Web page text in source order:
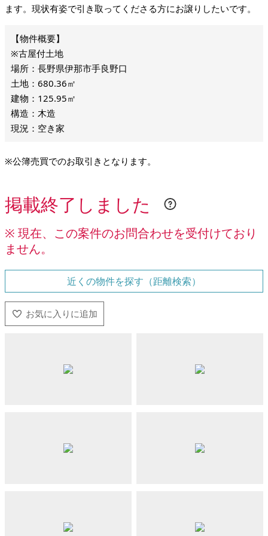
ます。現状有姿で引き取ってくださる方にお譲りしたいです。
※古屋付土地
場所：長野県伊那市手良野口
土地：680.36㎡
建物：125.95㎡
構造：木造
現況：空き家
※公簿売買でのお取引きとなります。
掲載終了しました
※ 現在、この案件のお問合わせを受付けており
ません。
近くの物件を探す（距離検索）